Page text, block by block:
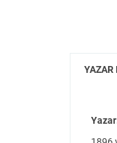
YAZAR